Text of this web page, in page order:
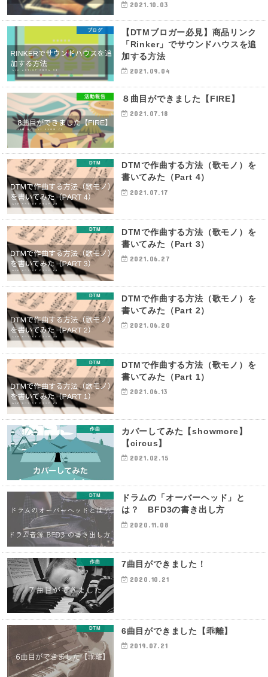
2021.10.03
ブログ
【DTMブロガー必見】商品リンク
「Rinker」でサウンドハウスを追
加する方法
2021.09.04
活動報告 ８曲目ができました【FIRE】
2021.07.18
DTM
DTMで作曲する方法（歌モノ）を
書いてみた（Part 4）
2021.07.17
DTM
DTMで作曲する方法（歌モノ）を
書いてみた（Part 3）
2021.06.27
DTM
DTMで作曲する方法（歌モノ）を
書いてみた（Part 2）
2021.06.20
DTM
DTMで作曲する方法（歌モノ）を
書いてみた（Part 1）
2021.06.13
作曲
カバーしてみた【showmore】
【circus】
2021.02.15
DTM
ドラムの「オーバーヘッド」と
は？ BFD3の書き出し方
2020.11.08
作曲 7曲目ができました！
2020.10.21
DTM 6曲目ができました【乖離】
2019.07.21